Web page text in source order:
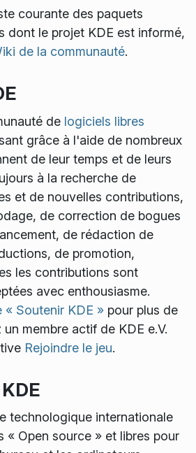
courante des paquets
dont le projet KDE est informé,
de la communauté.
de logiciels libres
grâce à l'aide de nombreux
de leur temps et de leurs
à la recherche de
et de nouvelles contributions,
de correction de bogues
de rédaction de
de promotion,
les contributions sont
avec enthousiasme.
« Soutenir KDE »pour plus de
membre actif de KDE e.V.
Rejoindre le jeu.
technologique internationale
« Open source » et libres pour